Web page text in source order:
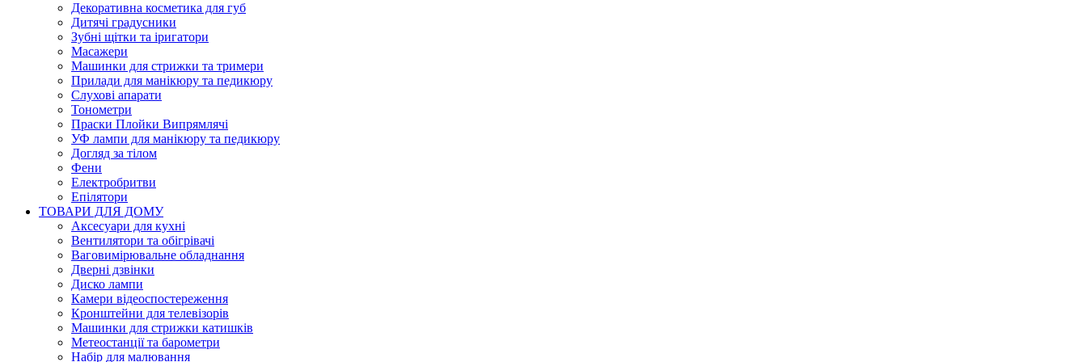
Декоративна косметика для губ
Дитячі градусники
Зубні щітки та іригатори
Масажери
Машинки для стрижки та тримери
Прилади для манікюру та педикюру
Слухові апарати
Тонометри
Праски Плойки Випрямлячі
УФ лампи для манікюру та педикюру
Догляд за тілом
Фени
Електробритви
Епілятори
ТОВАРИ ДЛЯ ДОМУ
Аксесуари для кухні
Вентилятори та обігрівачі
Ваговимірювальне обладнання
Дверні дзвінки
Диско лампи
Камери відеоспостереження
Кронштейни для телевізорів
Машинки для стрижки катишків
Метеостанції та барометри
Набір для малювання